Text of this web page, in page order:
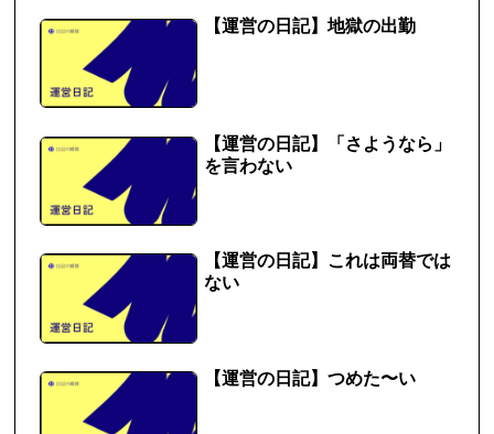
【運営の日記】地獄の出勤
【運営の日記】「さようなら」
を言わない
【運営の日記】これは両替では
ない
【運営の日記】つめた〜い